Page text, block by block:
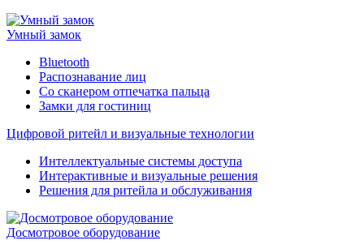
Умный замок
Bluetooth
Распознавание лиц
Со сканером отпечатка пальца
Замки для гостиниц
Цифровой ритейл и визуальные технологии
Интеллектуальные системы доступа
Интерактивные и визуальные решения
Решения для ритейла и обслуживания
Досмотровое оборудование